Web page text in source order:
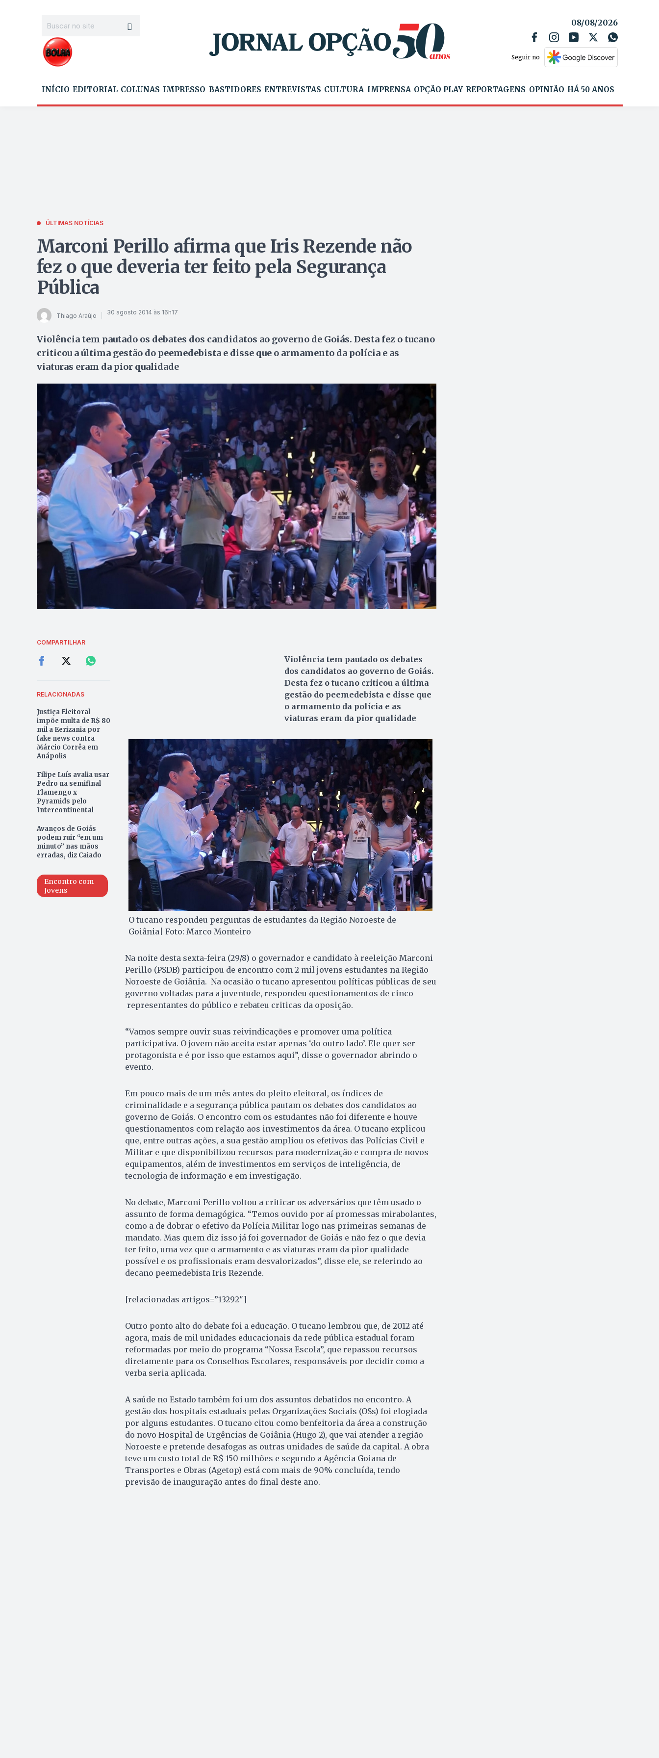
08/08/2026
Seguir no
INÍCIO EDITORIAL COLUNAS IMPRESSO BASTIDORES ENTREVISTAS CULTURA IMPRENSA OPÇÃO PLAY REPORTAGENS OPINIÃO HÁ 50 ANOS
ÚLTIMAS NOTÍCIAS
Marconi Perillo afirma que Iris Rezende não
fez o que deveria ter feito pela Segurança
Pública
Thiago Araújo 30 agosto 2014 às 16h17
Violência tem pautado os debates dos candidatos ao governo de Goiás. Desta fez o tucano
criticou a última gestão do peemedebista e disse que o armamento da polícia e as
viaturas eram da pior qualidade
COMPARTILHAR
RELACIONADAS
Justiça Eleitoral
impõe multa de R$ 80
mil a Eerizania por
fake news contra
Márcio Corrêa em
Anápolis
Filipe Luís avalia usar
Pedro na semifinal
Flamengo x
Pyramids pelo
Intercontinental
Avanços de Goiás
podem ruir “em um
minuto” nas mãos
erradas, diz Caiado
Encontro com
Jovens
Violência tem pautado os debates
dos candidatos ao governo de Goiás.
Desta fez o tucano criticou a última
gestão do peemedebista e disse que
o armamento da polícia e as
viaturas eram da pior qualidade
O tucano respondeu perguntas de estudantes da Região Noroeste de
Goiânia| Foto: Marco Monteiro
Na noite desta sexta-feira (29/8) o governador e candidato à reeleição Marconi
Perillo (PSDB) participou de encontro com 2 mil jovens estudantes na Região
Noroeste de Goiânia. Na ocasião o tucano apresentou políticas públicas de seu
governo voltadas para a juventude, respondeu questionamentos de cinco
representantes do público e rebateu criticas da oposição.
“Vamos sempre ouvir suas reivindicações e promover uma política
participativa. O jovem não aceita estar apenas ‘do outro lado’. Ele quer ser
protagonista e é por isso que estamos aqui”, disse o governador abrindo o
evento.
Em pouco mais de um mês antes do pleito eleitoral, os índices de
criminalidade e a segurança pública pautam os debates dos candidatos ao
governo de Goiás. O encontro com os estudantes não foi diferente e houve
questionamentos com relação aos investimentos da área. O tucano explicou
que, entre outras ações, a sua gestão ampliou os efetivos das Polícias Civil e
Militar e que disponibilizou recursos para modernização e compra de novos
equipamentos, além de investimentos em serviços de inteligência, de
tecnologia de informação e em investigação.
No debate, Marconi Perillo voltou a criticar os adversários que têm usado o
assunto de forma demagógica. “Temos ouvido por aí promessas mirabolantes,
como a de dobrar o efetivo da Polícia Militar logo nas primeiras semanas de
mandato. Mas quem diz isso já foi governador de Goiás e não fez o que devia
ter feito, uma vez que o armamento e as viaturas eram da pior qualidade
possível e os profissionais eram desvalorizados”, disse ele, se referindo ao
decano peemedebista Iris Rezende.
[relacionadas artigos=”13292″]
Outro ponto alto do debate foi a educação. O tucano lembrou que, de 2012 até
agora, mais de mil unidades educacionais da rede pública estadual foram
reformadas por meio do programa “Nossa Escola”, que repassou recursos
diretamente para os Conselhos Escolares, responsáveis por decidir como a
verba seria aplicada.
A saúde no Estado também foi um dos assuntos debatidos no encontro. A
gestão dos hospitais estaduais pelas Organizações Sociais (OSs) foi elogiada
por alguns estudantes. O tucano citou como benfeitoria da área a construção
do novo Hospital de Urgências de Goiânia (Hugo 2), que vai atender a região
Noroeste e pretende desafogas as outras unidades de saúde da capital. A obra
teve um custo total de R$ 150 milhões e segundo a Agência Goiana de
Transportes e Obras (Agetop) está com mais de 90% concluída, tendo
previsão de inauguração antes do final deste ano.